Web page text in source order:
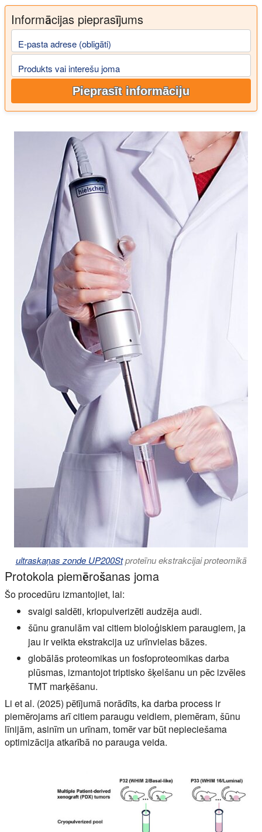
Informācijas pieprasījums
E-pasta adrese (obligāti)
Produkts vai interešu joma
Pieprasīt informāciju
ultraskaņas zonde UP200Stproteīnu ekstrakcijai proteomikā
Protokola piemērošanas joma
Šo procedūru izmantojiet, lai:
svaigi saldēti, kriopulverizēti audzēja audi.
šūnu granulām vai citiem bioloģiskiem paraugiem, ja
jau ir veikta ekstrakcija uz urīnvielas bāzes.
globālās proteomikas un fosfoproteomikas darba
plūsmas, izmantojot triptisko šķelšanu un pēc izvēles
TMT marķēšanu.
Li et al. (2025) pētījumā norādīts, ka darba process ir
piemērojams arī citiem paraugu veidiem, piemēram, šūnu
līnijām, asinīm un urīnam, tomēr var būt nepieciešama
optimizācija atkarībā no parauga veida.